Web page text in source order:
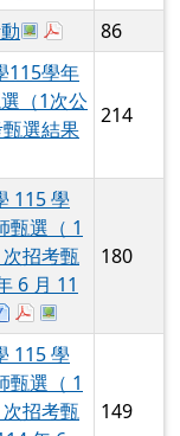
意科學
75
視窗觀看：115年
書星創
事競
報.pdf